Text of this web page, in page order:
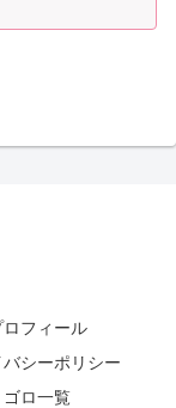
ロフィール
バシーポリシー
ゴロ一覧